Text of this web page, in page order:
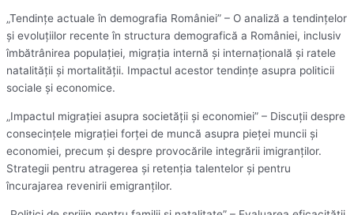
„Tendințe actuale în demografia României” – O analiză a tendințelor
și evoluțiilor recente în structura demografică a României, inclusiv
îmbătrânirea populației, migrația internă și internațională și ratele
natalității și mortalității. Impactul acestor tendințe asupra politicii
sociale și economice.
„Impactul migrației asupra societății și economiei” – Discuții despre
consecințele migrației forței de muncă asupra pieței muncii și
economiei, precum și despre provocările integrării imigranților.
Strategii pentru atragerea și retenția talentelor și pentru
încurajarea revenirii emigranților.